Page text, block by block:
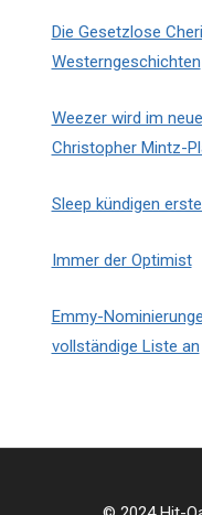
Die Gesetzlose
Westerngeschichten
Weezer wird im
Christopher Mintz-
Sleep kündigen
Immer der Optimist
Emmy-
vollständige Liste an